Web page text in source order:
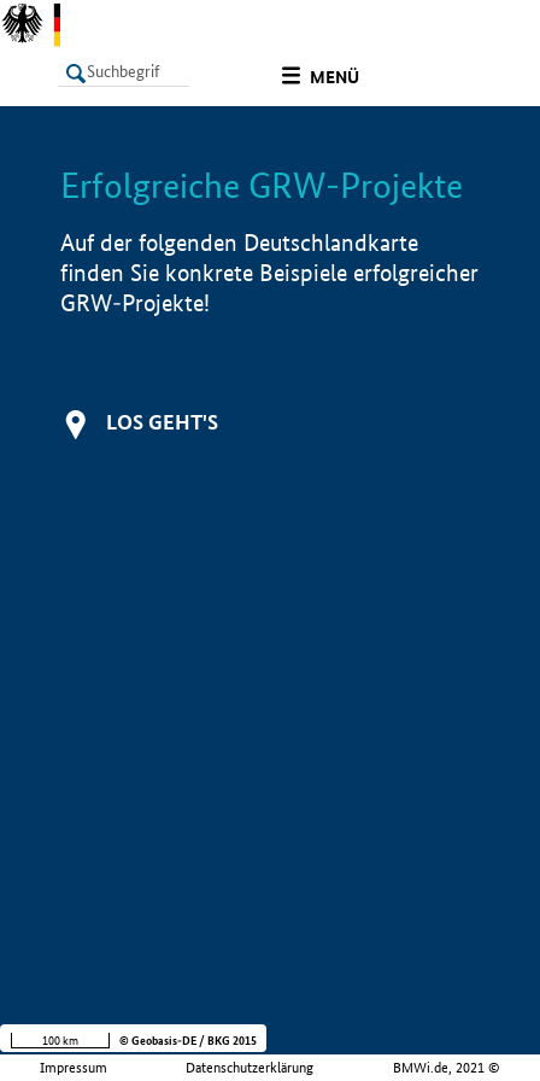
MENÜ
LISTE Info
Erfolgreiche GRW-Projekte
Auf der folgenden Deutschlandkarte
finden Sie konkrete Beispiele erfolgreicher
GRW-Projekte!
LOS GEHT'S
Impressum Datenschutzerklärung BMWi.de, 2021 ©
100 km © Geobasis-DE / BKG 2015